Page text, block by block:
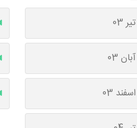
تیر 03
آبان 03
اسفند 03